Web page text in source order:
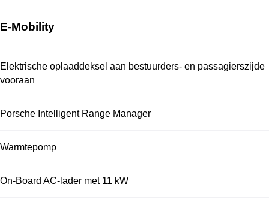
E-Mobility
Elektrische oplaaddeksel aan bestuurders- en passagierszijde
vooraan
Porsche Intelligent Range Manager
Warmtepomp
On-Board AC-lader met 11 kW